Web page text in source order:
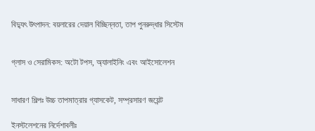
বিদ্যুৎ উৎপাদন: বয়লারের দেয়াল বিচ্ছিন্নতা, তাপ পুনরুদ্ধার সিস্টেম
গ্লাস ও সেরামিকস: অটো টপস, অ্যালাইনিং এবং আইসোলেশন
সাধারণ শিল্পঃ উচ্চ তাপমাত্রার গ্যাসকেট, সম্প্রসারণ জয়েন্ট
ইনস্টলেশনের নির্দেশাবলীঃ